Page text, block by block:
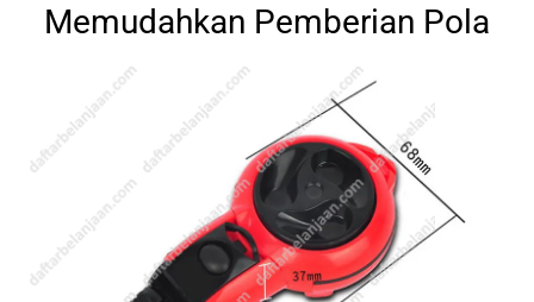
Memudahkan Pemberian Pola